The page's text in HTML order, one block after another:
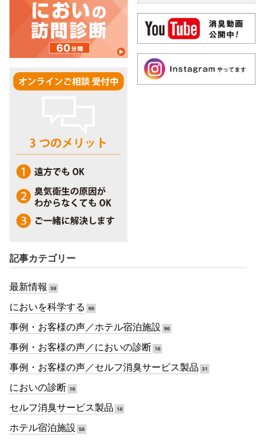
記事カテゴリー
最新情報 59
においを科学する 99
事例・お客様の声／ホテル宿泊施設 96
事例・お客様の声／においの診断 16
事例・お客様の声／セルフ消臭サービス製品 31
においの診断 16
セルフ消臭サービス製品 18
ホテル宿泊施設 58